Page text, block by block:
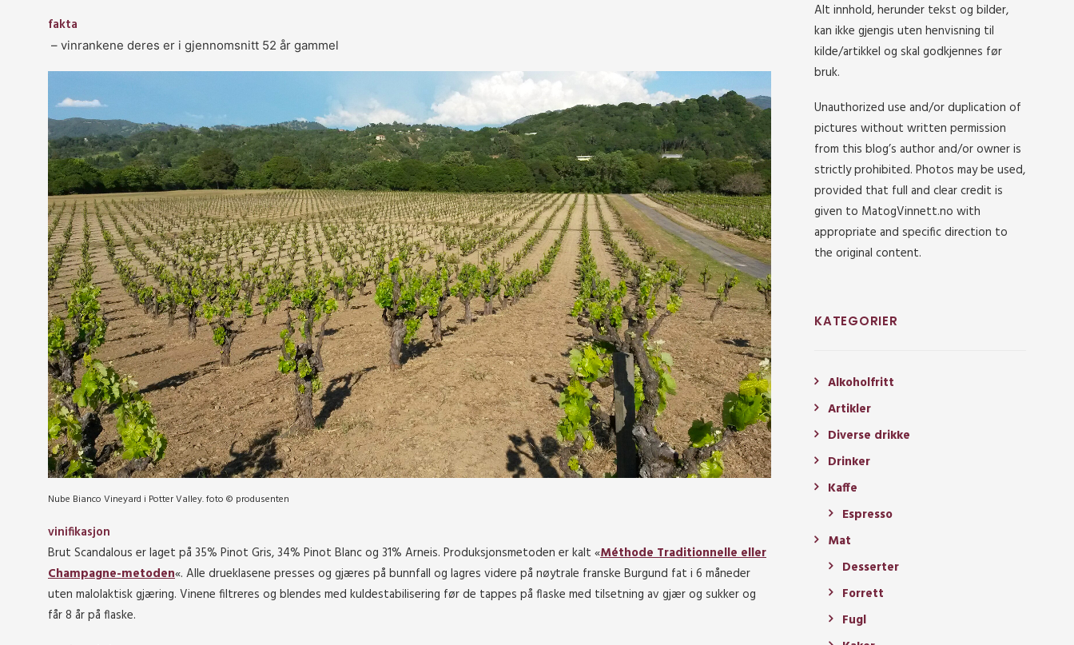
fakta
– vinrankene deres er i gjennomsnitt 52 år gammel
Nube Bianco Vineyard i Potter Valley. foto © produsenten
vinifikasjon
Brut Scandalous er laget på 35% Pinot Gris, 34% Pinot Blanc og 31% Arneis. Produksjonsmetoden er kalt «Méthode Traditionnelle eller
Champagne-metoden«. Alle drueklasene presses og gjæres på bunnfall og lagres videre på nøytrale franske Burgund fat i 6 måneder
uten malolaktisk gjæring. Vinene filtreres og blendes med kuldestabilisering før de tappes på flaske med tilsetning av gjær og sukker og
får 8 år på flaske.
Alt innhold, herunder tekst og bilder,
kan ikke gjengis uten henvisning til
kilde/artikkel og skal godkjennes før
bruk.
Unauthorized use and/or duplication of
pictures without written permission
from this blog’s author and/or owner is
strictly prohibited. Photos may be used,
provided that full and clear credit is
given to MatogVinnett.no with
appropriate and specific direction to
the original content.
KATEGORIER
Alkoholfritt
Artikler
Diverse drikke
Drinker
Kaffe
Espresso
Mat
Desserter
Forrett
Fugl